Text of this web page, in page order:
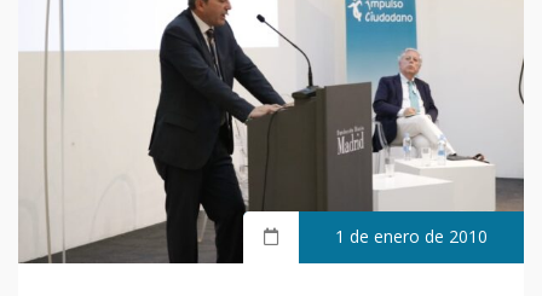
1 de enero de 2010